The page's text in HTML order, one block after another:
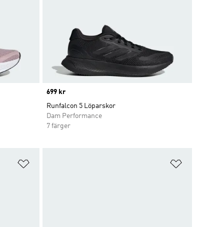
Price
699 kr
Runfalcon 5 Löparskor
Dam Performance
7 färger